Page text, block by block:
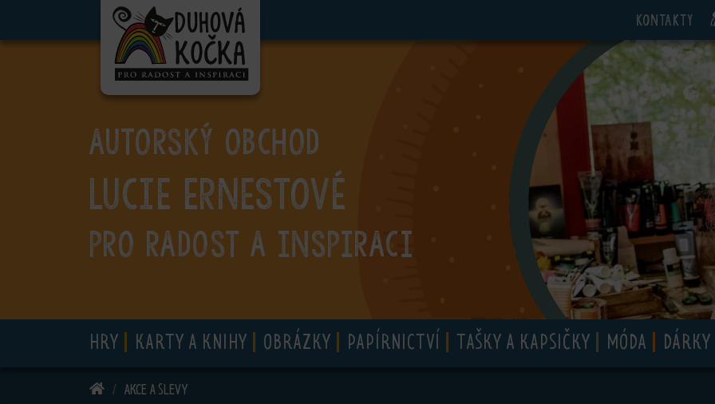
Kontakty
AUTORSKÝ OBCHOD
Lucie Ernestové
PRO RADOST A INSPIRACI
HRY KARTY A KNIHY OBRÁZKY PAPÍRNICTVÍ TAŠKY A KAPSIČKY MÓDA DÁRKY
DOMŮAKCE A SLEVY